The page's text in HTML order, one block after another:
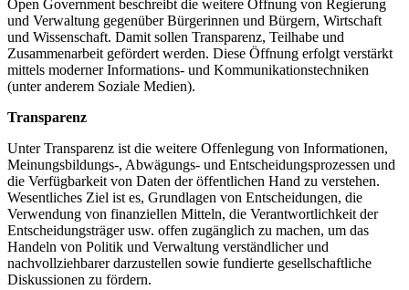
Open Government beschreibt die weitere Öffnung von Regierung
und Verwaltung gegenüber Bürgerinnen und Bürgern, Wirtschaft
und Wissenschaft. Damit sollen Transparenz, Teilhabe und
Zusammenarbeit gefördert werden. Diese Öffnung erfolgt verstärkt
mittels moderner Informations- und Kommunikationstechniken
(unter anderem Soziale Medien).
Transparenz
Unter Transparenz ist die weitere Offenlegung von Informationen,
Meinungsbildungs-, Abwägungs- und Entscheidungsprozessen und
die Verfügbarkeit von Daten der öffentlichen Hand zu verstehen.
Wesentliches Ziel ist es, Grundlagen von Entscheidungen, die
Verwendung von finanziellen Mitteln, die Verantwortlichkeit der
Entscheidungsträger usw. offen zugänglich zu machen, um das
Handeln von Politik und Verwaltung verständlicher und
nachvollziehbarer darzustellen sowie fundierte gesellschaftliche
Diskussionen zu fördern.